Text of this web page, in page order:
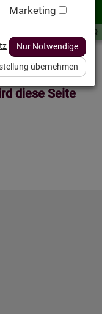
Service FAQ
diese Seite
Marketing
Nur Notwendige
übernehmen